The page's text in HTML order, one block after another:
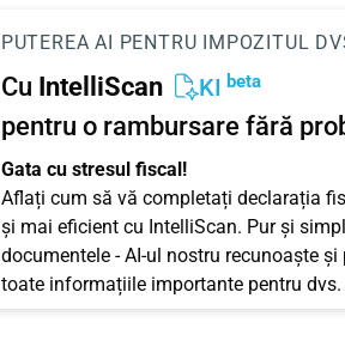
PUTEREA AI PENTRU IMPOZITUL
Cu IntelliScan KI beta
pentru o rambursare fără
Gata cu stresul fiscal!
Aflați cum să vă completați declarația
și mai eficient cu IntelliScan. Pur și
documentele - AI-ul nostru recunoaște și
toate informațiile importante pentru dvs.